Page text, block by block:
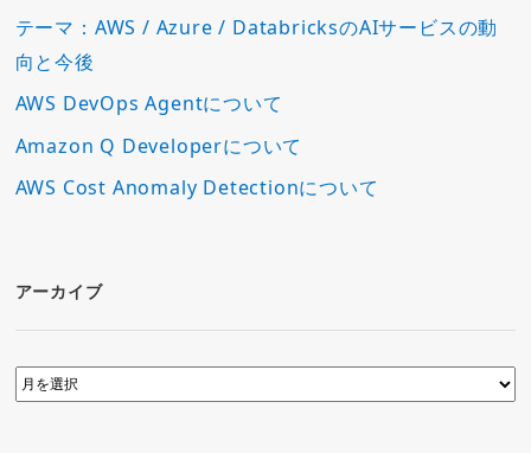
テーマ：AWS / Azure / DatabricksのAIサービスの動
向と今後
AWS DevOps Agentについて
Amazon Q Developerについて
AWS Cost Anomaly Detectionについて
アーカイブ